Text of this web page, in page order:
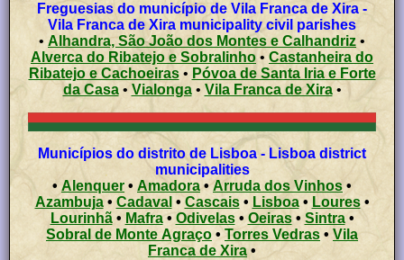
Freguesias do município de Vila Franca de Xira -
Vila Franca de Xira municipality civil parishes
• Alhandra, São João dos Montes e Calhandriz •
Alverca do Ribatejo e Sobralinho • Castanheira do
Ribatejo e Cachoeiras• Póvoa de Santa Iria e Forte
da Casa• Vialonga• Vila Franca de Xira•
Municípios do distrito de Lisboa - Lisboa district
municipalities
• Alenquer • Amadora •Arruda dos Vinhos •
Azambuja• Cadaval • Cascais• Lisboa• Loures•
Lourinhã• Mafra• Odivelas• Oeiras• Sintra•
Sobral de Monte Agraço •Torres Vedras • Vila
Franca de Xira•